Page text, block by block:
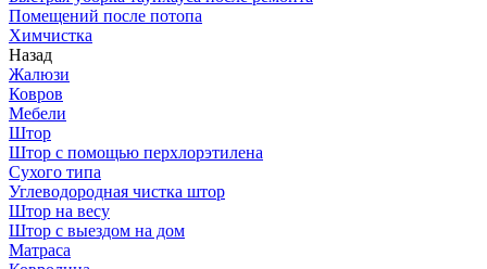
Помещений после потопа
Химчистка
Назад
Жалюзи
Ковров
Мебели
Штор
Штор с помощью перхлорэтилена
Сухого типа
Углеводородная чистка штор
Штор на весу
Штор с выездом на дом
Матраса